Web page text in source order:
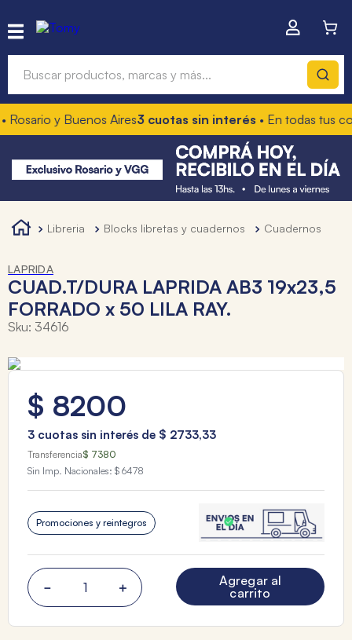
y Buenos Aires3 cuotas sin interés• En todas tus
libreria blocks libretas y cuadernos cuadernos
LAPRIDA
CUAD.T/DURA LAPRIDA AB3 19x23,5
FORRADO x 50 LILA RAY.
Sku: 34616
$ 8200
3 cuotas sin interés de $ 2733,33
Transferencia$ 7380
Sin Imp. Nacionales: $ 6478
Promociones y reintegros
＋
－
Agregar al
carrito
Términos más buscados
1.
hot wheels
3